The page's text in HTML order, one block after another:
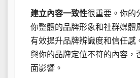
建立內容一致性很重要。你的
你整體的品牌形象和社群媒體
有效提升品牌辨識度和信任感
與你的品牌定位不符的內容，
面影響。